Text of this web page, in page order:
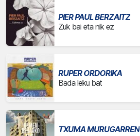
PIER PAUL BERZAITZ
Zuk bai eta nik ez
RUPER ORDORIKA
Bada leku bat
TXUMA MURUGARREN